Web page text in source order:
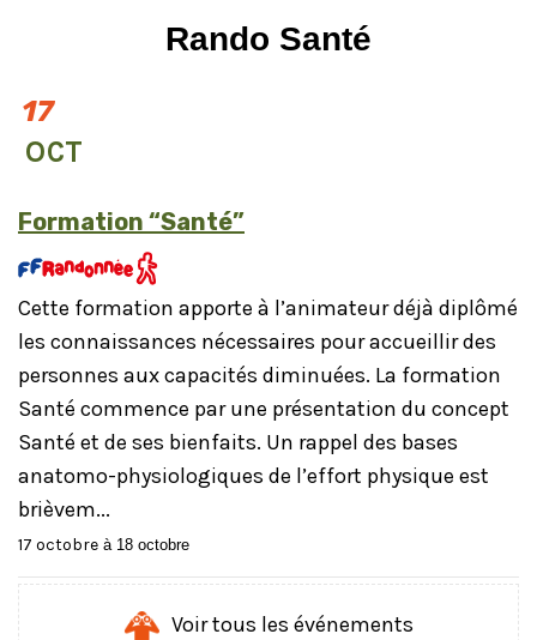
Rando Santé
17
OCT
Formation “Santé”
Cette formation apporte à l’animateur déjà diplômé
les connaissances nécessaires pour accueillir des
personnes aux capacités diminuées. La formation
Santé commence par une présentation du concept
Santé et de ses bienfaits. Un rappel des bases
anatomo-physiologiques de l’effort physique est
brièvem...
17 octobre à 18 octobre
Voir tous les événements